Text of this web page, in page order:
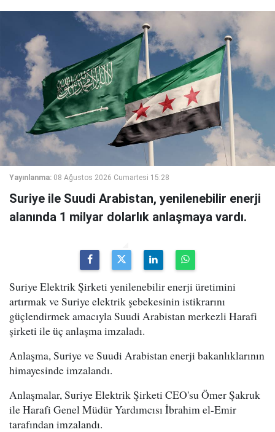
Yayınlanma: 08 Ağustos 2026 Cumartesi 15:28
Suriye ile Suudi Arabistan, yenilenebilir enerji
alanında 1 milyar dolarlık anlaşmaya vardı.
Suriye Elektrik Şirketi yenilenebilir enerji üretimini
artırmak ve Suriye elektrik şebekesinin istikrarını
güçlendirmek amacıyla Suudi Arabistan merkezli Harafi
şirketi ile üç anlaşma imzaladı.
Anlaşma, Suriye ve Suudi Arabistan enerji bakanlıklarının
himayesinde imzalandı.
Anlaşmalar, Suriye Elektrik Şirketi CEO'su Ömer Şakruk
ile Harafi Genel Müdür Yardımcısı İbrahim el-Emir
tarafından imzalandı.